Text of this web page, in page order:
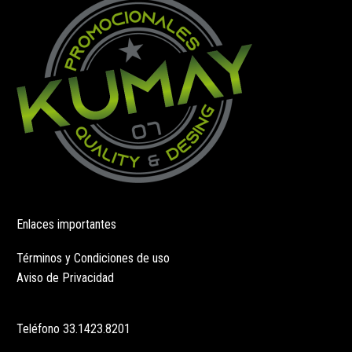
en
la
página
de
producto
Enlaces importantes
Términos y Condiciones de uso
Aviso de Privacidad
Teléfono 33.1423.8201